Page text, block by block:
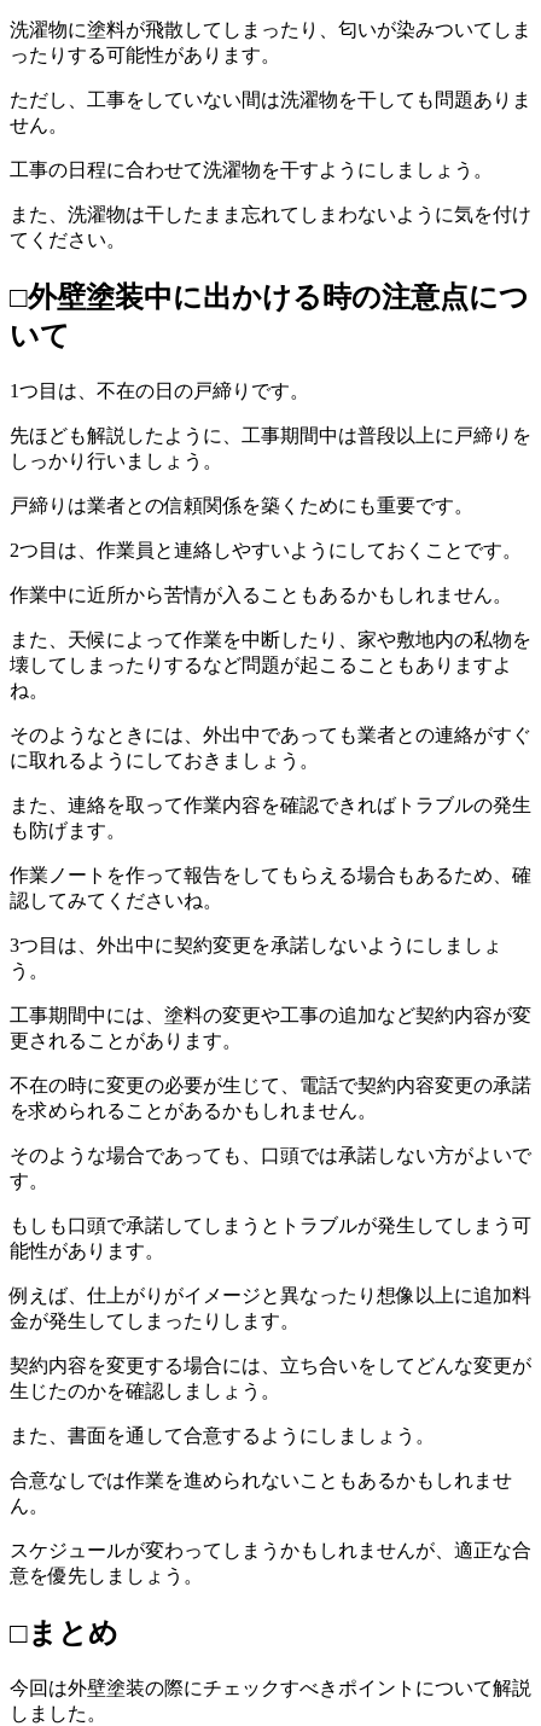
洗濯物に塗料が飛散してしまったり、匂いが染みついてしま
ったりする可能性があります。
ただし、工事をしていない間は洗濯物を干しても問題ありま
せん。
工事の日程に合わせて洗濯物を干すようにしましょう。
また、洗濯物は干したまま忘れてしまわないように気を付け
てください。
□外壁塗装中に出かける時の注意点につ
いて
1つ目は、不在の日の戸締りです。
先ほども解説したように、工事期間中は普段以上に戸締りを
しっかり行いましょう。
戸締りは業者との信頼関係を築くためにも重要です。
2つ目は、作業員と連絡しやすいようにしておくことです。
作業中に近所から苦情が入ることもあるかもしれません。
また、天候によって作業を中断したり、家や敷地内の私物を
壊してしまったりするなど問題が起こることもありますよ
ね。
そのようなときには、外出中であっても業者との連絡がすぐ
に取れるようにしておきましょう。
また、連絡を取って作業内容を確認できればトラブルの発生
も防げます。
作業ノートを作って報告をしてもらえる場合もあるため、確
認してみてくださいね。
3つ目は、外出中に契約変更を承諾しないようにしましょ
う。
工事期間中には、塗料の変更や工事の追加など契約内容が変
更されることがあります。
不在の時に変更の必要が生じて、電話で契約内容変更の承諾
を求められることがあるかもしれません。
そのような場合であっても、口頭では承諾しない方がよいで
す。
もしも口頭で承諾してしまうとトラブルが発生してしまう可
能性があります。
例えば、仕上がりがイメージと異なったり想像以上に追加料
金が発生してしまったりします。
契約内容を変更する場合には、立ち合いをしてどんな変更が
生じたのかを確認しましょう。
また、書面を通して合意するようにしましょう。
合意なしでは作業を進められないこともあるかもしれませ
ん。
スケジュールが変わってしまうかもしれませんが、適正な合
意を優先しましょう。
□まとめ
今回は外壁塗装の際にチェックすべきポイントについて解説
しました。